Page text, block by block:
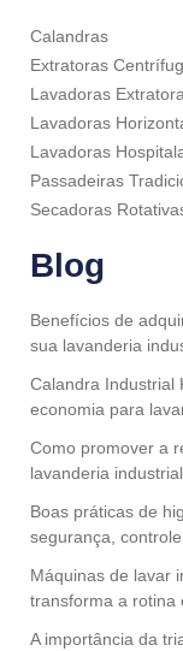
Calandras
Extratoras
Lavadoras
Lavadoras
Lavadoras
Passadeiras
Secadoras
Blog
Benefícios de
sua lavanderia
Calandra Industrial
economia para
Como promover a
lavanderia industrial
Boas práticas de
segurança,
Máquinas de lavar
transforma a rotina
A importância da